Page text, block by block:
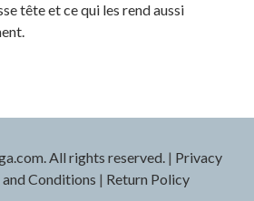
tête et ce qui les rend aussi
All rights reserved. | Privacy
and Conditions | Return Policy